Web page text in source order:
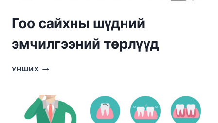
Гоо сайхны шүдний
эмчилгээний төрлүүд
УНШИХ ГОО
ЭМЧИЛГЭЭНИЙ
ТӨРЛҮҮД